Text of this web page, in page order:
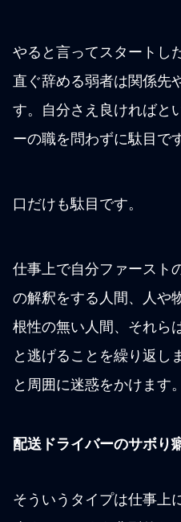
やると言ってスタートし
直ぐ辞める弱者は関係先
す。自分さえ良ければと
ーの職を問わずに駄目で
口だけも駄目です。
仕事上で自分ファースト
の解釈をする人間、人や
根性の無い人間、それら
と逃げることを繰り返し
と周囲に迷惑をかけます。
配送ドライバーのサボり
そういうタイプは仕事上